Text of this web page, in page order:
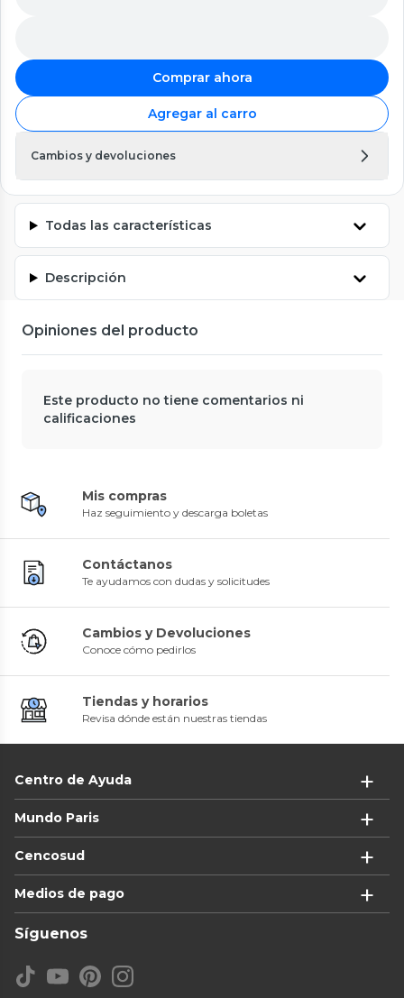
Comprar ahora
Agregar al carro
Cambios y devoluciones
Todas las características
Descripción
Opiniones del producto
Este producto no tiene comentarios ni
calificaciones
Mis compras
Haz seguimiento y descarga boletas
Contáctanos
Te ayudamos con dudas y solicitudes
Cambios y Devoluciones
Conoce cómo pedirlos
Tiendas y horarios
Revisa dónde están nuestras tiendas
Centro de Ayuda
Mundo Paris
Cencosud
Medios de pago
Síguenos